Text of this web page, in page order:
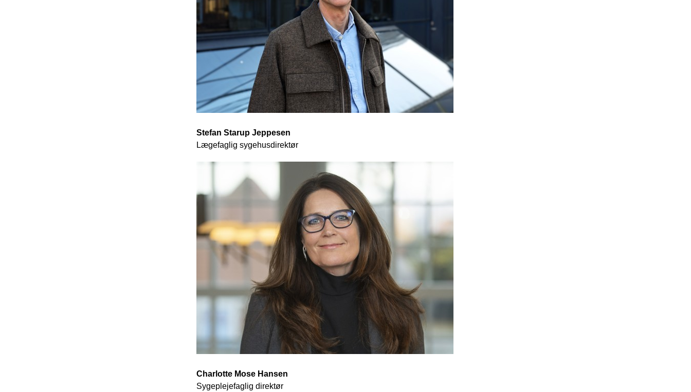
Stefan Starup Jeppesen
Lægefaglig sygehusdirektør
Charlotte Mose Hansen
Sygeplejefaglig direktør